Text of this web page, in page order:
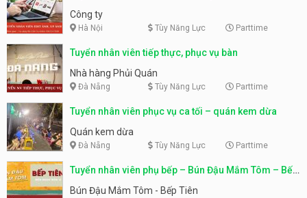
Công ty
Hà Nội Tùy Năng Lực Parttime
Tuyển nhân viên tiếp thực, phục vụ bàn
Nhà hàng Phủi Quán
Đà Nẵng Tùy Năng Lực Parttime
Tuyển nhân viên phục vụ ca tối – quán kem dừa
Quán kem dừa
Đà Nẵng Tùy Năng Lực Parttime
Tuyển nhân viên phụ bếp – Bún Đậu Mắm Tôm – Bếp
Tiên
Bún Đậu Mắm Tôm - Bếp Tiên